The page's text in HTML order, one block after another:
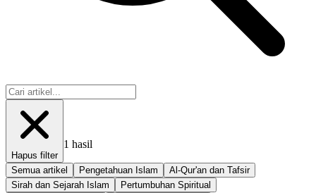
Hapus filter
1 hasil
Semua artikel Pengetahuan Islam
Al-Qur'an dan Tafsir
Sirah dan Sejarah Islam
Pertumbuhan Spiritual